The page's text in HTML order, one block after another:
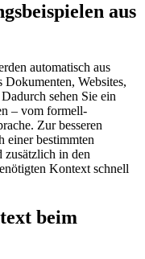
aus
automatisch aus
Dokumenten, Websites,
sehen Sie ein
– vom formell-
Zur besseren
einer bestimmten
zusätzlich in den
Kontext schnell
beim